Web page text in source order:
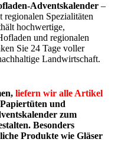
Adventskalender –
Spezialitäten
hochwertige,
und regionalen
Sie 24 Tage voller
Landwirtschaft.
liefern wir alle Artikel
und
zum
Besonders
Produkte wie Gläser